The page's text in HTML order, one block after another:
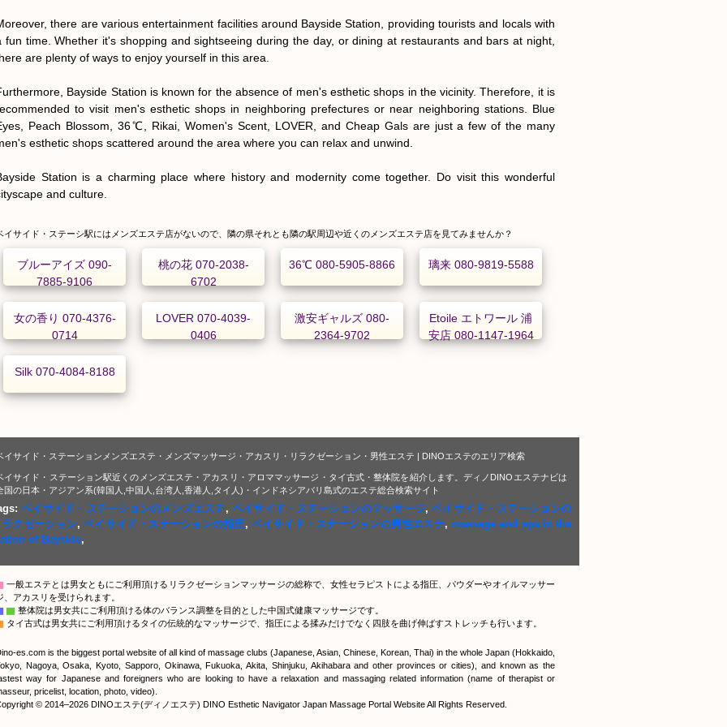
there are various entertainment facilities around Bayside Station, providing tourists and locals with
fun time. Whether it's shopping and sightseeing during the day, or dining at restaurants and bars at night,
are plenty of ways to enjoy yourself in this area.
Bayside Station is known for the absence of men's esthetic shops in the vicinity. Therefore, it is
to visit men's esthetic shops in neighboring prefectures or near neighboring stations. Blue
Peach Blossom, 36℃, Rikai, Women's Scent, LOVER, and Cheap Gals are just a few of the many
esthetic shops scattered around the area where you can relax and unwind.
Station is a charming place where history and modernity come together. Do visit this wonderful
and culture.
イサイド・ステーシ駅にはメンズエステ店がないので、隣の県それとも隣の駅周辺や近くのメンズエステ店を見てみませんか？
ブルーアイズ 090-
7885-9106
桃の花 070-2038-
6702
36℃ 080-5905-8866 璃来 080-9819-5588
女の香り 070-4376-
0714
LOVER 070-4039-
0406
激安ギャルズ 080-
2364-9702
Etoile エトワール 浦
安店 080-1147-1964
Silk 070-4084-8188
イサイド・ステーションメンズエステ・メンズマッサージ・アカスリ・リラクゼーション・男性エステ | DINOエステのエリア検索
イサイド・ステーション駅近くのメンズエステ・アカスリ・アロママッサージ・タイ古式・整体院を紹介します。ディノDINOエステナビは
国の日本・アジアン系(韓国人,中国人,台湾人,香港人,タイ人)・インドネシアバリ島式のエステ総合検索サイト
ベイサイド・ステーションのメンズエステ, ベイサイド・ステーションのマッサージ,ベイサイド・ステーションの
クゼーション,ベイサイド・ステーションの指圧, ベイサイド・ステーションの男性エステ, massage and spa in the
of Bayside,
一般エステとは男女ともにご利用頂けるリラクゼーションマッサージの総称で、女性セラピストによる指圧、パウダーやオイルマッサー
、アカスリを受けられます。
▇ 整体院は男女共にご利用頂ける体のバランス調整を目的とした中国式健康マッサージです。
タイ古式は男女共にご利用頂けるタイの伝統的なマッサージで、指圧による揉みだけでなく四肢を曲げ伸ばすストレッチも行います。
es.com is the biggest portal website of all kind of massage clubs (Japanese, Asian, Chinese, Korean, Thai) in the whole Japan (Hokkaido,
Nagoya, Osaka, Kyoto, Sapporo, Okinawa, Fukuoka, Akita, Shinjuku, Akihabara and other provinces or cities), and known as the
way for Japanese and foreigners who are looking to have a relaxation and massaging related information (name of therapist or
pricelist, location, photo, video).
© 2014–2026 DINOエステ(ディノエステ) DINO Esthetic Navigator Japan Massage Portal Website All Rights Reserved.